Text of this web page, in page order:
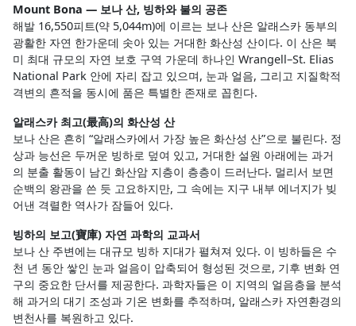
Mount Bona — 보나 산, 빙하와 불의 공존
해발 16,550피트(약 5,044m)에 이르는 보나 산은 알래스카 동부의
광활한 자연 한가운데 솟아 있는 거대한 화산성 산이다. 이 산은 북
미 최대 규모의 자연 보호 구역 가운데 하나인 Wrangell–St. Elias
National Park 안에 자리 잡고 있으며, 눈과 얼음, 그리고 지질학적
격변의 흔적을 동시에 품은 특별한 존재로 꼽힌다.
알래스카 최고(最高)의 화산성 산
보나 산은 흔히 “알래스카에서 가장 높은 화산성 산”으로 불린다. 정
상과 능선은 두꺼운 빙하로 덮여 있고, 거대한 설원 아래에는 과거
의 분출 활동이 남긴 화산암 지층이 층층이 드러난다. 멀리서 보면
순백의 왕관을 쓴 듯 고요하지만, 그 속에는 지구 내부 에너지가 빚
어낸 격렬한 역사가 잠들어 있다.
빙하의 보고(寶庫) 자연 과학의 교과서
보나 산 주변에는 대규모 빙하 지대가 펼쳐져 있다. 이 빙하들은 수
천 년 동안 쌓인 눈과 얼음이 압축되어 형성된 것으로, 기후 변화 연
구의 중요한 단서를 제공한다. 과학자들은 이 지역의 얼음층을 분석
해 과거의 대기 조성과 기온 변화를 추적하며, 알래스카 자연환경의
변천사를 복원하고 있다.